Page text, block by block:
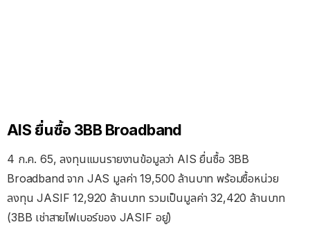
AIS ยื่นซื้อ 3BB Broadband
4 ก.ค. 65, ลงทุนแมนรายงานข้อมูลว่า AIS ยื่นซื้อ 3BB
Broadband จาก JAS มูลค่า 19,500 ล้านบาท พร้อมซื้อหน่วย
ลงทุน JASIF 12,920 ล้านบาท รวมเป็นมูลค่า 32,420 ล้านบาท
(3BB เช่าสายไฟเบอร์ของ JASIF อยู่)